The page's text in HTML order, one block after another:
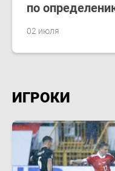
02 июля
по
ИГРОКИ